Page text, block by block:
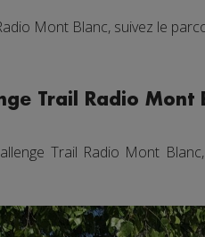
Mont Blanc, suivez le
Trail Radio Mont
Trail Radio Mont